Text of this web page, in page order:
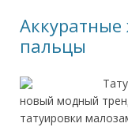
Аккуратные
пальцы
новый модный
татуировки